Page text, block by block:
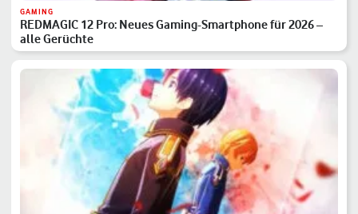
GAMING
REDMAGIC 12 Pro: Neues Gaming-Smartphone für 2026 –
alle Gerüchte